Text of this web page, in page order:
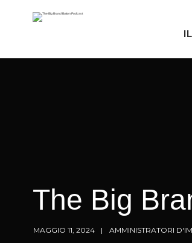
The Big
MAGGIO 11, 2024 AMMINISTRATORI